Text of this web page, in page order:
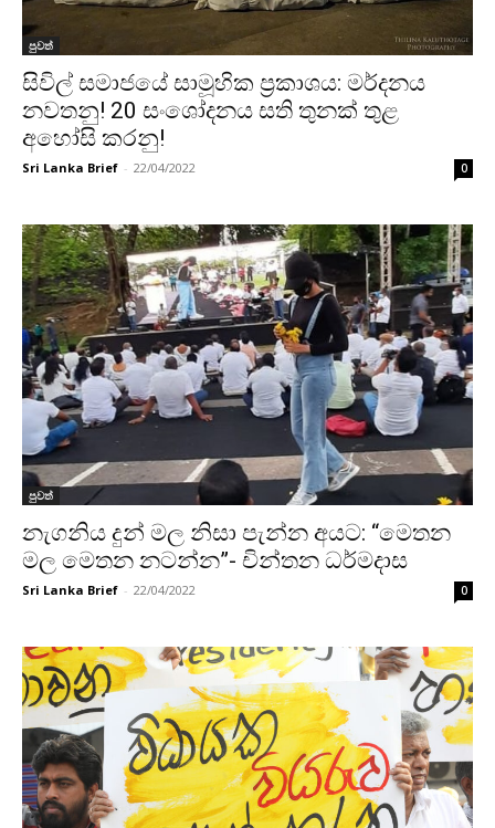
පුවත්
සිවිල් සමාජයේ සාමූහික ප්‍රකාශය: මර්දනය
නවතනු! 20 සං‍ශෝදනය සති තුනක් තුළ
අහෝසි කරනු!
Sri Lanka Brief - 22/04/2022 0
පුවත්
නැගනිය දුන් මල නිසා පැන්න අයට: “මෙතන
මල මෙතන නටන්න”- චින්තන ධර්මදාස
Sri Lanka Brief - 22/04/2022 0